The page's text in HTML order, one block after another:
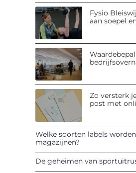
Fysio
aan soepel
Zo versterk
post met
Welke soorten labels
magazijnen?
De geheimen van